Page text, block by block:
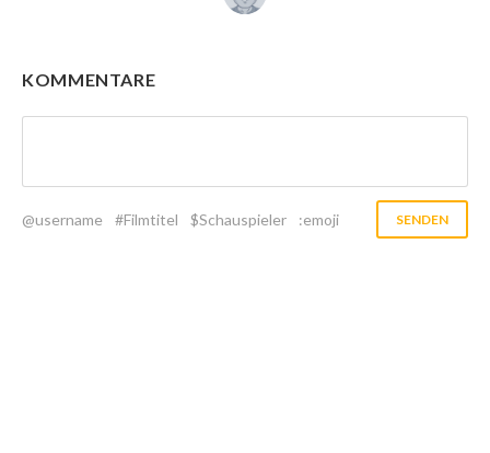
KOMMENTARE
@username #Filmtitel $Schauspieler :emoji